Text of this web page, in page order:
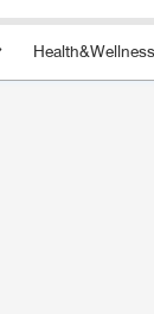
Health&Wellness